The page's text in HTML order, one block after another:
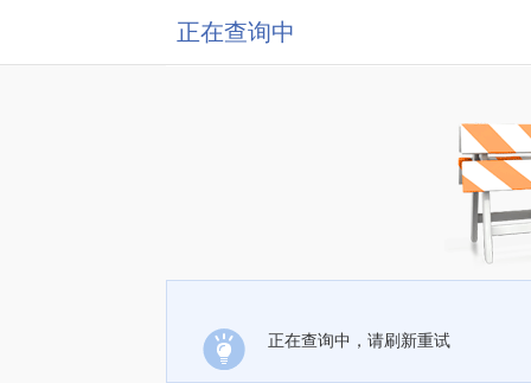
正在查询中
正在查询中，请刷新重试